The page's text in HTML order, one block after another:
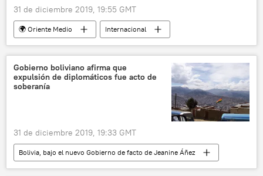
31 de diciembre 2019, 19:55 GMT
🌍 Oriente Medio
Internacional
EEUU
Donald Trump
Irak
Adel Abdul Mahdi
noticias
Gobierno boliviano afirma que
expulsión de diplomáticos fue acto de
soberanía
31 de diciembre 2019, 19:33 GMT
Bolivia, bajo el nuevo Gobierno de facto de Jeanine Áñez
América Latina
Internacional
Bolivia